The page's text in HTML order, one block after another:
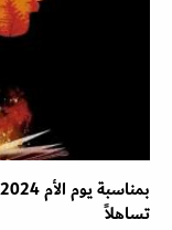
تساهلاً